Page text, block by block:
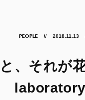
PEOPLE 2018.11.13
、それが